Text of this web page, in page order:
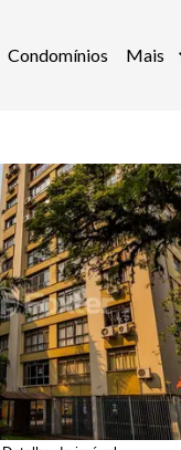
Condomínios Mais